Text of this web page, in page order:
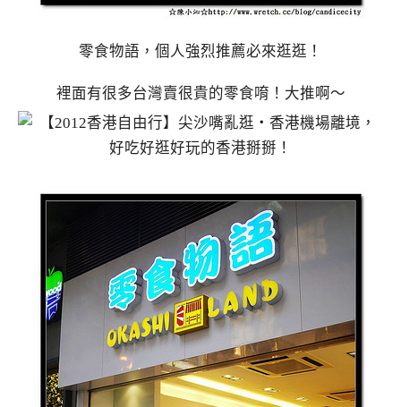
零食物語，個人強烈推薦必來逛逛！
裡面有很多台灣賣很貴的零食唷！大推啊～